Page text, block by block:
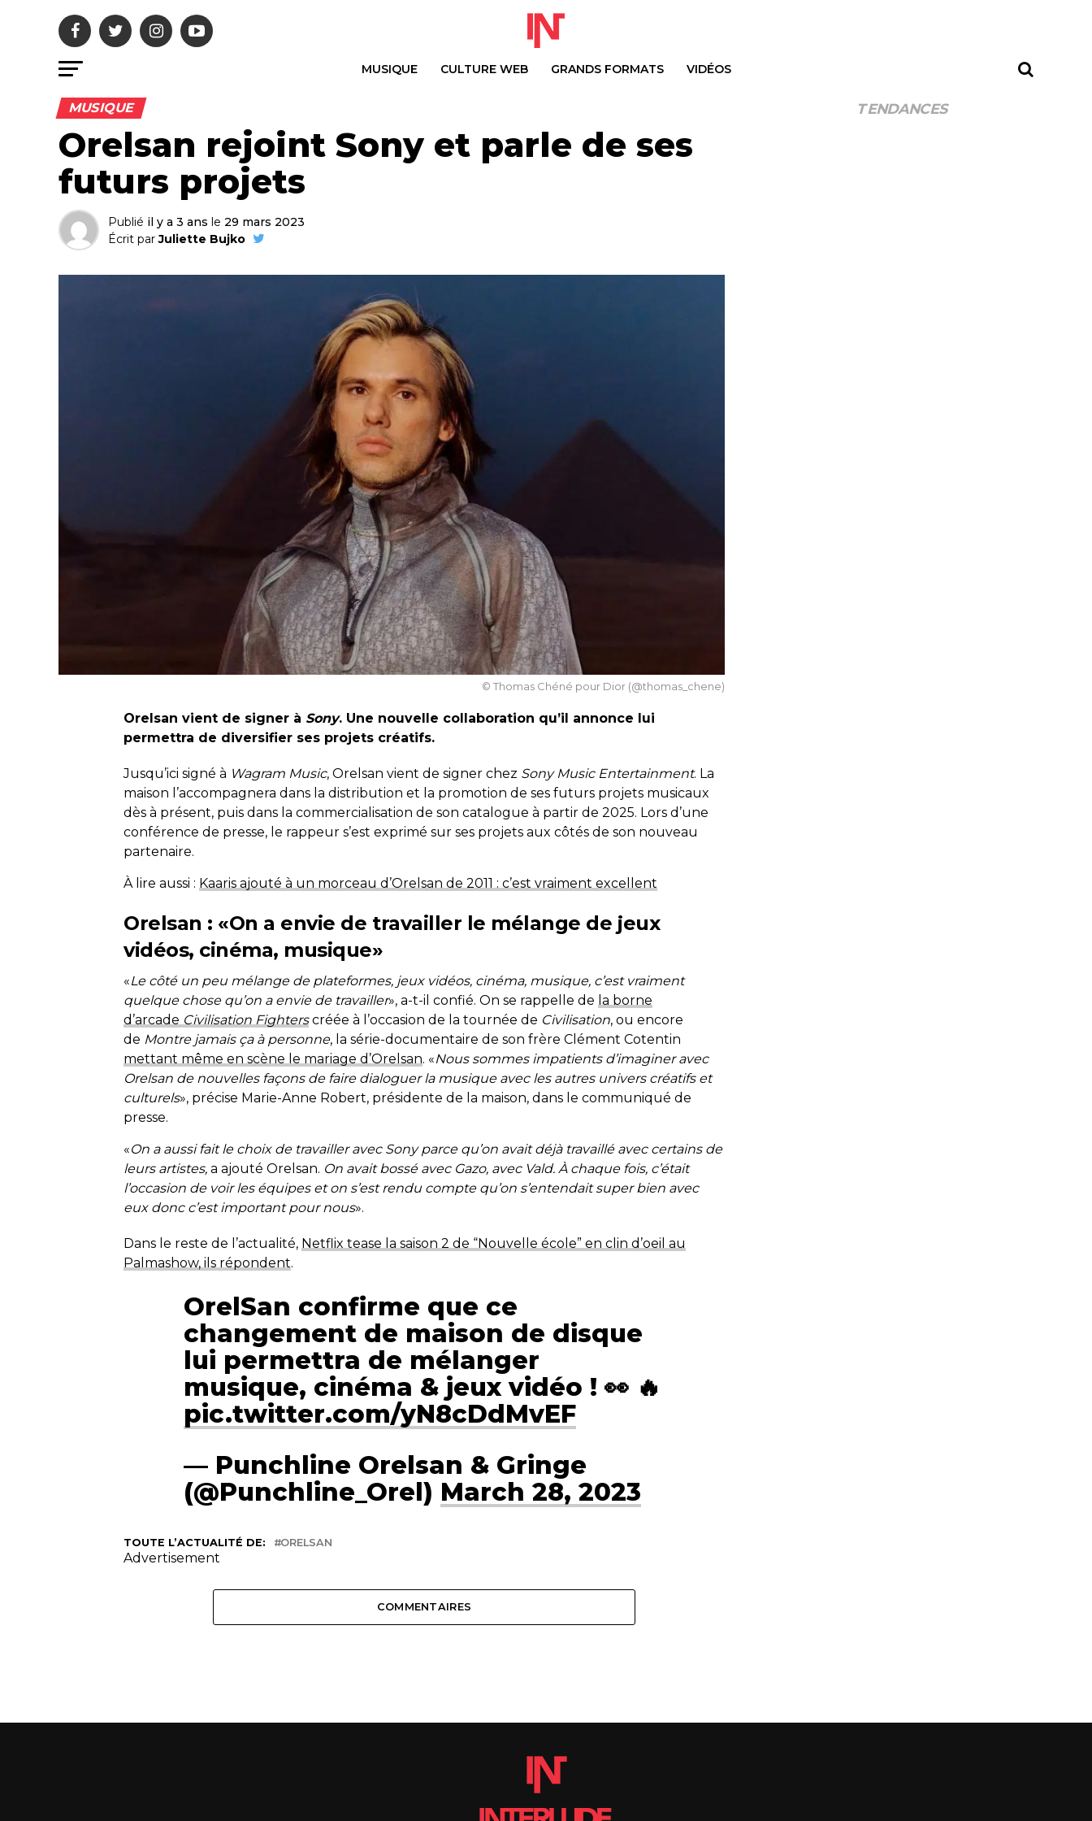
MUSIQUE CULTURE WEB GRANDS FORMATS VIDÉOS
MUSIQUE
Orelsan rejoint Sony et parle de ses
futurs projets
Publié il y a 3 ans le 29 mars 2023
Écrit par Juliette Bujko
© Thomas Chéné pour Dior (@thomas_chene)
Orelsan vient de signer à Sony. Une nouvelle collaboration qu’il annonce lui
permettra de diversifier ses projets créatifs.
Jusqu’ici signé à Wagram Music, Orelsan vient de signer chez Sony Music Entertainment. La
maison l’accompagnera dans la distribution et la promotion de ses futurs projets musicaux
dès à présent, puis dans la commercialisation de son catalogue à partir de 2025. Lors d’une
conférence de presse, le rappeur s’est exprimé sur ses projets aux côtés de son nouveau
partenaire.
À lire aussi : Kaaris ajouté à un morceau d’Orelsan de 2011 : c’est vraiment excellent
Orelsan : «On a envie de travailler le mélange de jeux
vidéos, cinéma, musique»
«Le côté un peu mélange de plateformes, jeux vidéos, cinéma, musique, c’est vraiment
quelque chose qu’on a envie de travailler», a-t-il confié. On se rappelle de la borne
d’arcade Civilisation Fighterscréée à l’occasion de la tournée de Civilisation, ou encore
de Montre jamais ça à personne, la série-documentaire de son frère Clément Cotentin
mettant même en scène le mariage d’Orelsan. «Nous sommes impatients d’imaginer avec
Orelsan de nouvelles façons de faire dialoguer la musique avec les autres univers créatifs et
culturels», précise Marie-Anne Robert, présidente de la maison, dans le communiqué de
presse.
«On a aussi fait le choix de travailler avec Sony parce qu’on avait déjà travaillé avec certains de
leurs artistes, a ajouté Orelsan. On avait bossé avec Gazo, avec Vald. À chaque fois, c’était
l’occasion de voir les équipes et on s’est rendu compte qu’on s’entendait super bien avec
eux donc c’est important pour nous».
Dans le reste de l’actualité, Netflix tease la saison 2 de “Nouvelle école” en clin d’oeil au
Palmashow, ils répondent.
OrelSan confirme que ce
changement de maison de disque
lui permettra de mélanger
musique, cinéma & jeux vidéo ! 👀 🔥
pic.twitter.com/yN8cDdMvEF
— Punchline Orelsan & Gringe
(@Punchline_Orel) March 28, 2023
TOUTE L’ACTUALITÉ DE: ORELSAN
Advertisement
COMMENTAIRES
TENDANCES